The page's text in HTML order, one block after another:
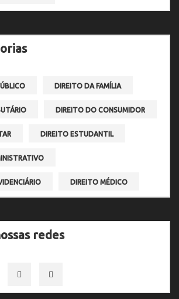
DIREITO DA FAMÍLIA
DIREITO DO CONSUMIDOR
DIREITO ESTUDANTIL
DIREITO MÉDICO
redes